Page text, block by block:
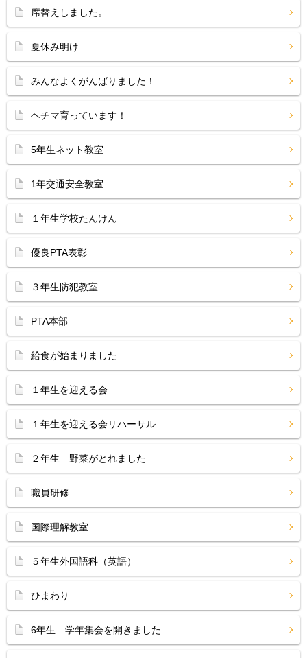
席替えしました。
夏休み明け
みんなよくがんばりました！
ヘチマ育っています！
5年生ネット教室
1年交通安全教室
１年生学校たんけん
優良PTA表彰
３年生防犯教室
PTA本部
給食が始まりました
１年生を迎える会
１年生を迎える会リハーサル
２年生 野菜がとれました
職員研修
国際理解教室
５年生外国語科（英語）
ひまわり
6年生 学年集会を開きました